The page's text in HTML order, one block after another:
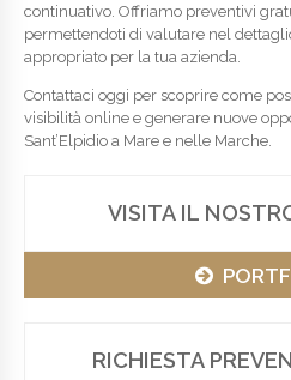
continuativo. Offriamo preventivi
permettendoti di valutare nel
appropriato per la tua azienda.
Contattaci oggi per scoprire come
visibilità online e generare nuove
Sant’Elpidio a Mare e nelle Marche.
VISITA IL
RICHIESTA